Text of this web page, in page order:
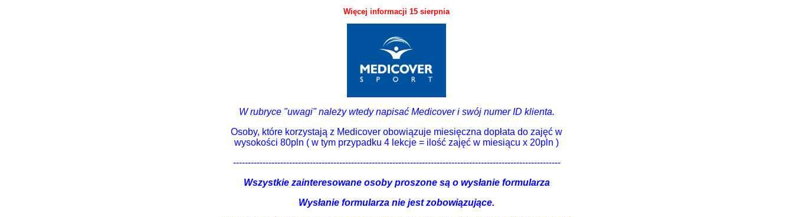
Więcej informacji 15 sierpnia
W rubryce "uwagi" należy wtedy napisać Medicover i swój numer ID klienta.
Osoby, które korzystają z Medicover obowiązuje miesięczna dopłata do zajęć w
wysokości 80pln ( w tym przypadku 4 lekcje = ilość zajęć w miesiącu x 20pln )
---------------------------------------------------------------------------------------------------------------
Wszystkie zainteresowane osoby proszone są o wysłanie formularza
Wysłanie formularza nie jest zobowiązujące.